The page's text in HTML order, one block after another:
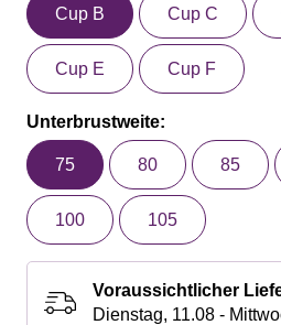
Cup B Cup C
Cup E Cup F
Unterbrustweite:
75 80 85
100 105
Voraussichtlicher
Dienstag, 11.08 -